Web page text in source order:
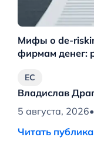
Мифы о de-
фирмам денег:
Владислав
5 августа, 2026•
ЕС
Читать